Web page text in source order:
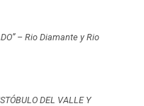
– Rio Diamante y Rio
DEL VALLE Y